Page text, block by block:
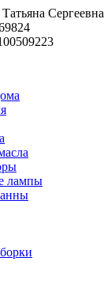
Сергеевна
лампы